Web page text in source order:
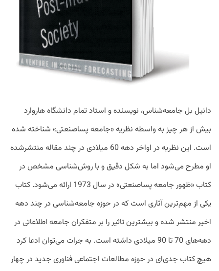
دانیل بل جامعه‌شناس، نویسنده و استاد تمام دانشگاه هاروارد
بیش از هر چیز به واسطه نظریه «جامعه پساصنعتی» شناخته شده
است. این نظریه در اواخر دهه 60 میلادی در چند مقاله منتشرشده
او مطرح می‌شود اما به شکل دقیق و با روش‌شناسی مشخص در
کتاب «ظهور جامعه پساصنعتی» در سال 1973 ارائه می‌شود. کتاب
یکی از مهم‌ترین آثاری است که در حوزه جامعه‌شناسی در چند دهه
اخیر منتشر شده و بیشترین تاثیر را بر متفکران جامعه اطلاعاتی در
دهه‌های 70 تا 90 میلادی داشته است. به جرات می‌توان ادعا کرد
هیچ کتاب جدی‌ای در حوزه مطالعات اجتماعی فناوری جدید در چهار